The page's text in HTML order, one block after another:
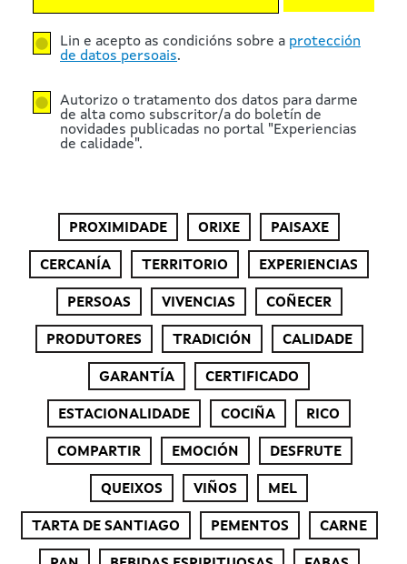
Lin e acepto as condicións sobre a protección
de datos persoais.
Autorizo o tratamento dos datos para darme
de alta como subscritor/a do boletín de
novidades publicadas no portal "Experiencias
de calidade".
PROXIMIDADE ORIXE PAISAXE
CERCANÍA TERRITORIO EXPERIENCIAS
PERSOAS VIVENCIAS COÑECER
PRODUTORES TRADICIÓN CALIDADE
GARANTÍA CERTIFICADO
ESTACIONALIDADE COCIÑA RICO
COMPARTIR EMOCIÓN DESFRUTE
QUEIXOS VIÑOS MEL
TARTA DE SANTIAGO PEMENTOS CARNE